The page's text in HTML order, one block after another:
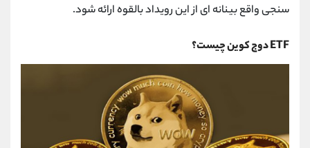
‌سنجی واقع ‌بینانه ‌ای از این رویداد بالقوه ارائه شود.
ETF دوج کوین چیست؟